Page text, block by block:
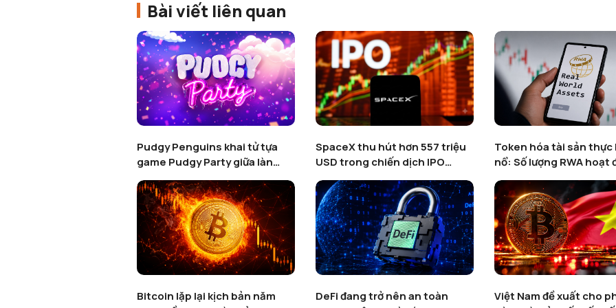
Bài viết liên quan
Pudgy Penguins khai tử tựa
game Pudgy Party giữa làn
sóng thanh lọc Web3 Gaming
SpaceX thu hút hơn 557 triệu
USD trong chiến dịch IPO
token hoá trên Binance
Token hóa tài sản thực
nổ: Số lượng RWA hoạt
tăng gần 600% bất
trường crypto suy yếu
Bitcoin lặp lại kịch bản năm
DeFi đang trở nên an toàn
Việt Nam đề xuất cho